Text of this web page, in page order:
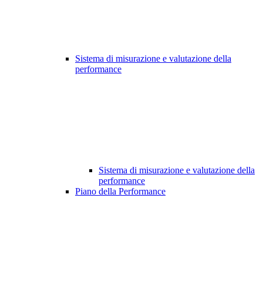
Sistema di misurazione e valutazione della
performance
Sistema di misurazione e valutazione della
performance
Piano della Performance